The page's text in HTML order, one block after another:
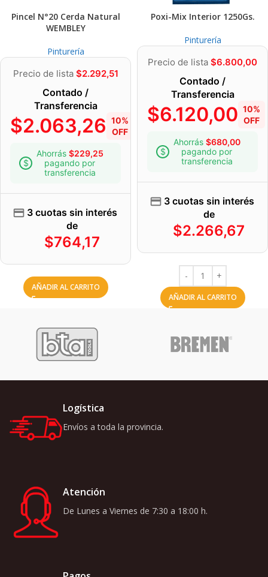
Pincel N°20 Cerda Natural
WEMBLEY
Pinturería
Precio de lista $2.292,51
Contado /
Transferencia
$2.063,26 10%
OFF
Ahorrás $229,25
pagando por
transferencia
3 cuotas sin interés
de
$764,17
AÑADIR AL CARRITO
Poxi-Mix Interior 1250Gs.
Pinturería
Precio de lista $6.800,00
Contado /
Transferencia
$6.120,00 10%
OFF
Ahorrás $680,00
pagando por
transferencia
3 cuotas sin interés
de
$2.266,67
AÑADIR AL CARRITO
Logística
Envíos a toda la provincia.
Atención
De Lunes a Viernes de 7:30 a 18:00 h.